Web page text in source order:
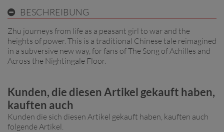
BESCHREIBUNG
Zhu journeys from life as a peasant girl to war and the
heights of power. This is a traditional Chinese tale reimagined
in a subversive new way, for fans of The Song of Achilles and
Across the Nightingale Floor.
Kunden, die diesen Artikel gekauft haben,
kauften auch
Kunden die sich diesen Artikel gekauft haben, kauften auch
folgende Artikel.